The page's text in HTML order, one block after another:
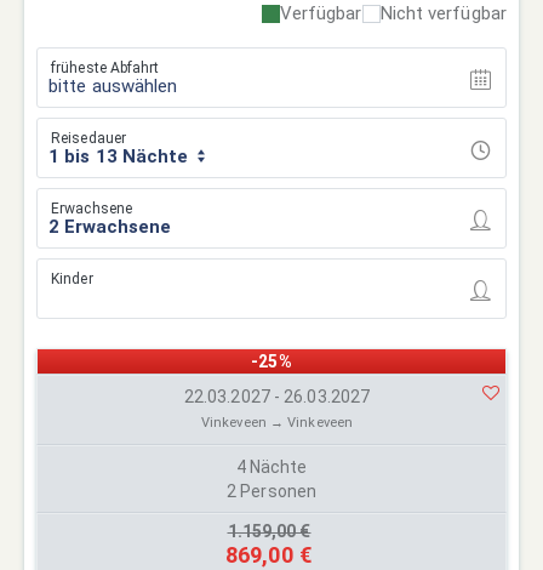
Verfügbar Nicht verfügbar
früheste Abfahrt
bitte auswählen
Reisedauer
1 bis 13 Nächte
Erwachsene
Kinder
-25%
22.03.2027 - 26.03.2027
Vinkeveen → Vinkeveen
4 Nächte
2 Personen
1.159,00 €
869,00 €